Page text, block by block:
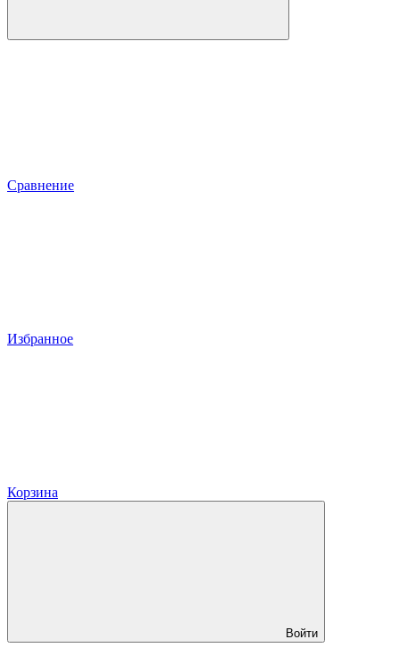
Сравнение
Избранное
Корзина
Войти